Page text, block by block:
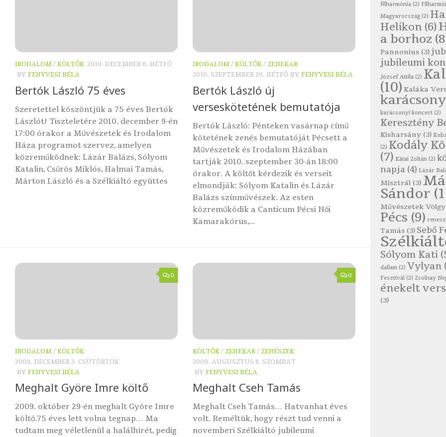
IRODALOM/KÖLTŐK 2010. DECEMBER 6. HÉTFŐ
BY FENYVESI BÉLA
Bertók László 75 éves
Szeretettel köszöntjük a 75 éves Bertók
Lászlót! Tiszteletére 2010. december 9-én
17:00 órakor a Művészetek és Irodalom
Háza programot szervez, amelyen
közreműködnek: Lázár Balázs, Sólyom
Katalin, Csűrös Miklós, Halmai Tamás,
Márton László és a Szélkiáltó együttes
IRODALOM/KÖLTŐK/ ZENEKAR
2010. SZEPTEMBER 20. HÉTFŐ BY FENYVESI BÉLA
Bertók László új
verseskötetének bemutatója
Bertók László: Pénteken vasárnap című
kötetének zenés bemutatóját Pécsett a
Művészetek és Irodalom Házában
tartják 2010. szeptember 30-án 18:00
órakor. A költőt kérdezik és verseit
elmondják: Sólyom Katalin és Lázár
Balázs színművészek. Az esten
közreműködik a Canticum Pécsi Női
Kamarakórus,...
0
IRODALOM/KÖLTŐK
2009. DECEMBER 3. CSÜTÖRTÖK
BY FENYVESI BÉLA
Meghalt Györe Imre költő
2009. október 29-én meghalt Györe Imre
költő.75 éves lett volna tegnap… Ma
tudtam meg véletlenül a halálhírét, pedig
0
KÖLTŐK/ ZENEKAR/ ZENÉSZEK
2009. AUGUSZTUS 8. SZOMBAT
BY FENYVESI BÉLA
Meghalt Cseh Tamás
Meghalt Cseh Tamás… Hatvanhat éves
volt. Reméltük, hogy részt tud venni a
novemberi Szélkiáltó jubileumi
filharmónia (2)
Magyarország (2)
Helikon (6)
a borhoz
Pannonius (3)
jubileumi
József Attila (2)
(10) Kaláka
karácsony
karácsonyi koncert (2)
Keresztény
Kisharsány (3)
(2) Kodály
(7) Kátai Zoltán (2)
napja (4) Lázár
Misztrál (3)
Sándor
Művészetek
Pécs (9)
Tamás (3) Sebő
Sólyom Kati
dallam (2) Vylyan
Fesztivál (2) Zsolnay
énekelt vers
(3)